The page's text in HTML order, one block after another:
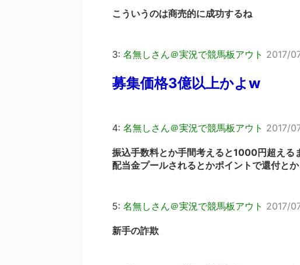
こういうのは商売的に成功するね
3: 名無しさん＠実況で競馬板アウト 2017/
募集価格3億以上かよw
4: 名無しさん＠実況で競馬板アウト 2017/
振込手数料とか手間考えると1000円超える
配当金プールされるとかポイントで還付と
5: 名無しさん＠実況で競馬板アウト 2017/
新手の詐欺